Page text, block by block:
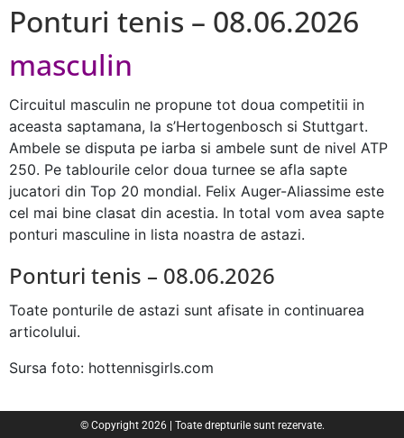
Ponturi tenis – 08.06.2026
masculin
Circuitul masculin ne propune tot doua competitii in
aceasta saptamana, la s’Hertogenbosch si Stuttgart.
Ambele se disputa pe iarba si ambele sunt de nivel ATP
250. Pe tablourile celor doua turnee se afla sapte
jucatori din Top 20 mondial. Felix Auger-Aliassime este
cel mai bine clasat din acestia. In total vom avea sapte
ponturi masculine in lista noastra de astazi.
Ponturi tenis – 08.06.2026
Toate ponturile de astazi sunt afisate in continuarea
articolului.
Sursa foto: hottennisgirls.com
© Copyright 2026 | Toate drepturile sunt rezervate.